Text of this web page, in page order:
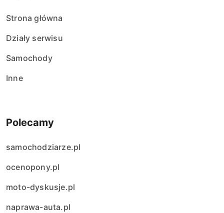
Strona główna
Działy serwisu
Samochody
Inne
Polecamy
samochodziarze.pl
ocenopony.pl
moto-dyskusje.pl
naprawa-auta.pl